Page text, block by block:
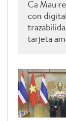
Ca Mau
con
tarjeta